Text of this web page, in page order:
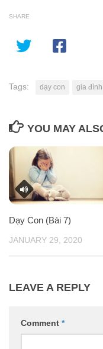
SHARE
Tags: dạy con gia đình
YOU MAY
Dạy Con (Bài 7)
JANUARY 29, 2020
LEAVE A REPLY
Comment *